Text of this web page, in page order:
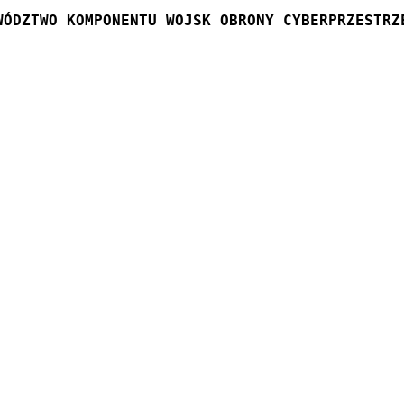
KOMPONENTU WOJSK OBRONY